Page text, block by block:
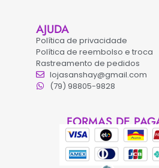
AJUDA
Política de privacidade
Política de reembolso e troca
Rastreamento de pedidos
lojasanshay@gmail.com
(79) 98805-9828
FORMAS DE